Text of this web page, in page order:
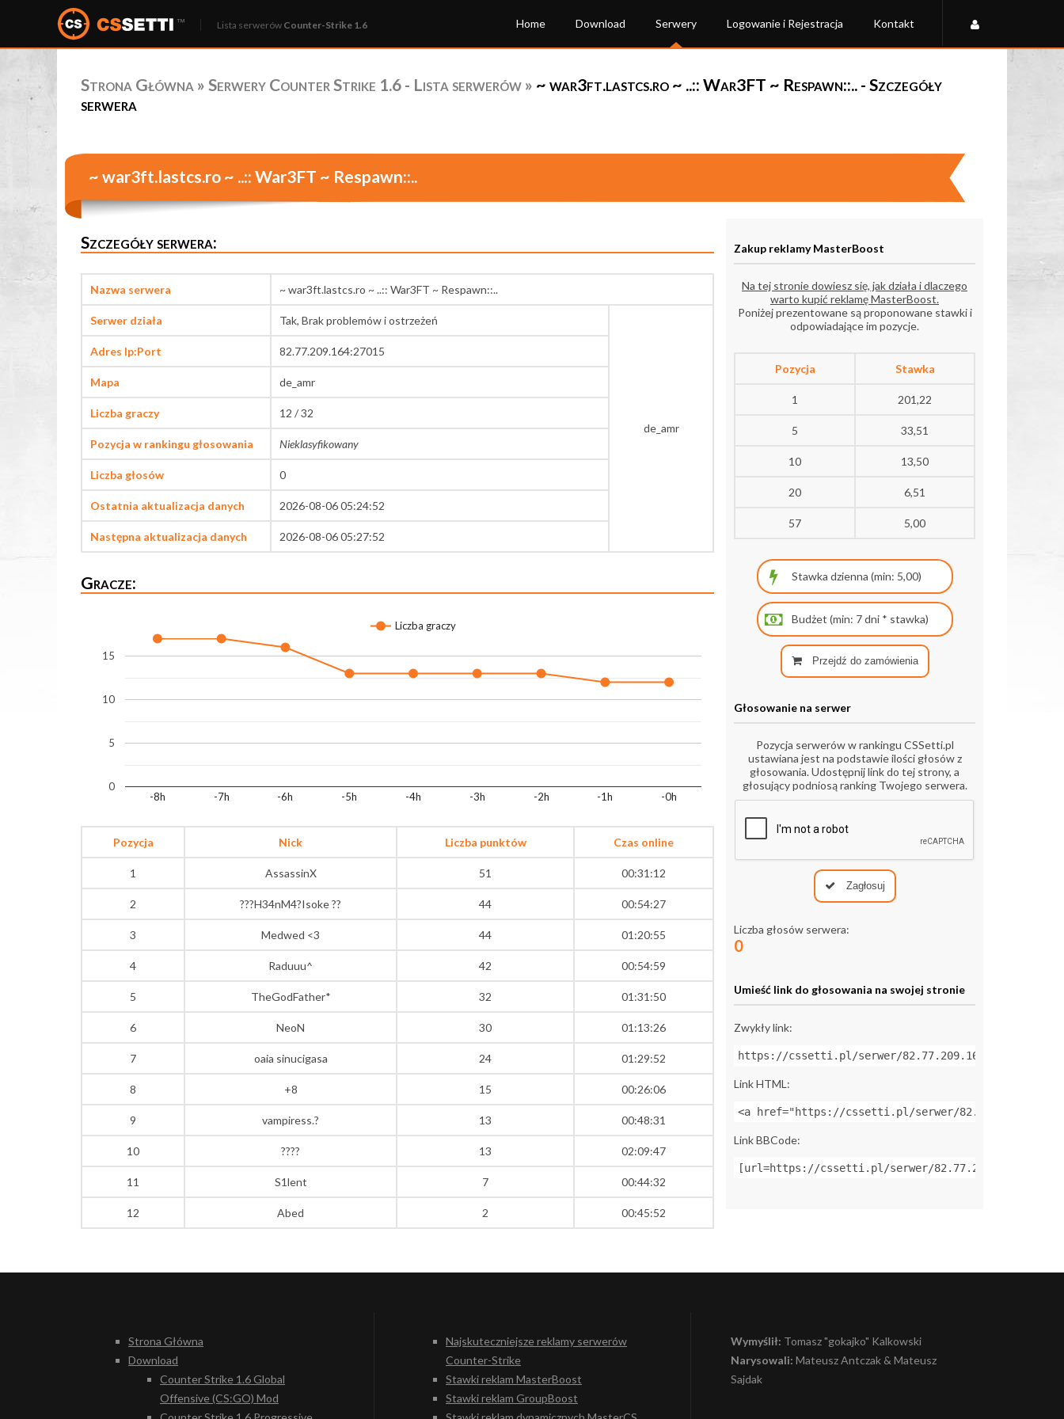
Lista serwerów Counter-Strike 1.6 Home Download Serwery Logowanie i Rejestracja Kontakt
Strona Główna » Serwery Counter Strike 1.6 - Lista serwerów » ~ war3ft.lastcs.ro ~ ..:: War3FT ~ Respawn::.. - Szczegóły
serwera
~ war3ft.lastcs.ro ~ ..:: War3FT ~ Respawn::..
Szczegóły serwera:
Nazwa serwera ~ war3ft.lastcs.ro ~ ..:: War3FT ~ Respawn::..
Serwer działa Tak, Brak problemów i ostrzeżeń
de_amr
Adres Ip:Port 82.77.209.164:27015
Mapa de_amr
Liczba graczy 12 / 32
Pozycja w rankingu głosowania Nieklasyfikowany
Liczba głosów 0
Ostatnia aktualizacja danych 2026-08-06 05:24:52
Następna aktualizacja danych 2026-08-06 05:27:52
Gracze:
Liczba graczy
-8h -7h -6h -5h -4h -3h -2h -1h -0h
0
5
10
15
Pozycja Nick Liczba punktów Czas online
1 AssassinX 51 00:31:12
2 ???H34nM4?Isoke ?? 44 00:54:27
3 Medwed <3 44 01:20:55
4 Raduuu^ 42 00:54:59
5 TheGodFather* 32 01:31:50
6 NeoN 30 01:13:26
7 oaia sinucigasa 24 01:29:52
8 +8 15 00:26:06
9 vampiress.? 13 00:48:31
10 ???? 13 02:09:47
11 S1lent 7 00:44:32
12 Abed 2 00:45:52
Zakup reklamy MasterBoost
Na tej stronie dowiesz się, jak działa i dlaczego
warto kupić reklamę MasterBoost.
Poniżej prezentowane są proponowane stawki i
odpowiadające im pozycje.
Pozycja Stawka
1 201,22
5 33,51
10 13,50
20 6,51
57 5,00
Przejdź do zamówienia
Głosowanie na serwer
Pozycja serwerów w rankingu CSSetti.pl
ustawiana jest na podstawie ilości głosów z
głosowania. Udostępnij link do tej strony, a
głosujący podniosą ranking Twojego serwera.
Zagłosuj
Liczba głosów serwera:
0
Umieść link do głosowania na swojej stronie
Zwykły link:
https://cssetti.pl/serwer/82.77.209.164:27015
Link HTML:
<a href="https://cssetti.pl/serwer/
Link BBCode:
[url=https://cssetti.pl/serwer/
Strona Główna
Download
Counter Strike 1.6 Global
Offensive (CS:GO) Mod
Najskuteczniejsze reklamy serwerów
Counter-Strike
Stawki reklam MasterBoost
Stawki reklam GroupBoost
Wymyślił: Tomasz "gokajko" Kalkowski
Narysowali: Mateusz Antczak & Mateusz
Sajdak